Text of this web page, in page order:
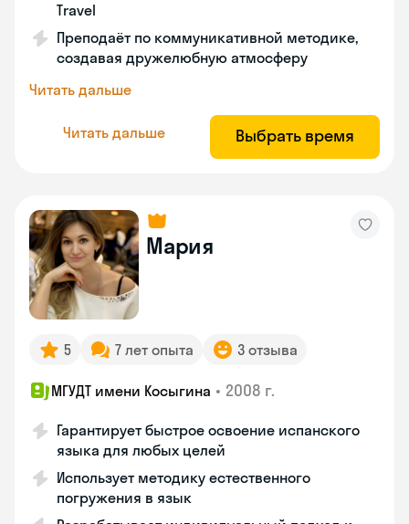
Travel
Преподаёт по коммуникативной методике,
создавая дружелюбную атмосферу
Читать дальше
Читать дальше Выбрать время
Мария
5 7 лет опыта 3 отзыва
МГУДТ имени Косыгина • 2008 г.
Гарантирует быстрое освоение испанского
языка для любых целей
Использует методику естественного
погружения в язык